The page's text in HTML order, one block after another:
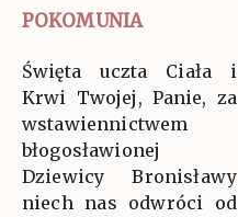
POKOMUNIA
Święta uczta Ciała i
Krwi Twojej, Panie, za
wstawiennictwem
błogosławionej
Dziewicy Bronisławy
niech nas odwróci od